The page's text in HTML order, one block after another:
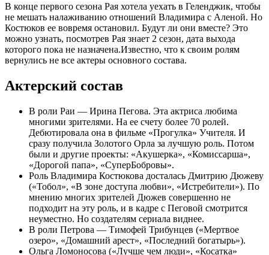
В конце первого сезона Рая хотела уехать в Геленджик, чтобы
не мешать налаживанию отношений Владимира с Аленой. Но
Костюков ее вовремя остановил. Будут ли они вместе? Это
можно узнать, посмотрев Рая знает 2 сезон, дата выхода
которого пока не назначена.Известно, что к своим ролям
вернулись не все актеры основного состава.
Актерский состав
В роли Раи — Ирина Пегова. Эта актриса любима
многими зрителями. На ее счету более 70 ролей.
Дебютировала она в фильме «Прогулка» Учителя. И
сразу получила Золотого Орла за лучшую роль. Потом
были и другие проекты: «Акушерка», «Комиссарша»,
«Дорогой папа», «СуперБобровы».
Роль Владимира Костюкова досталась Дмитрию Дюжеву
(«Тобол», «В зоне доступа любви», «Истребители»). По
мнению многих зрителей Дюжев совершенно не
подходит на эту роль, и в кадре с Пеговой смотрится
неуместно. Но создателям сериала виднее.
В роли Петрова — Тимофей Трибунцев («Мертвое
озеро», «Домашний арест», «Последний богатырь»).
Ольга Ломоносова («Лучше чем люди», «Косатка»